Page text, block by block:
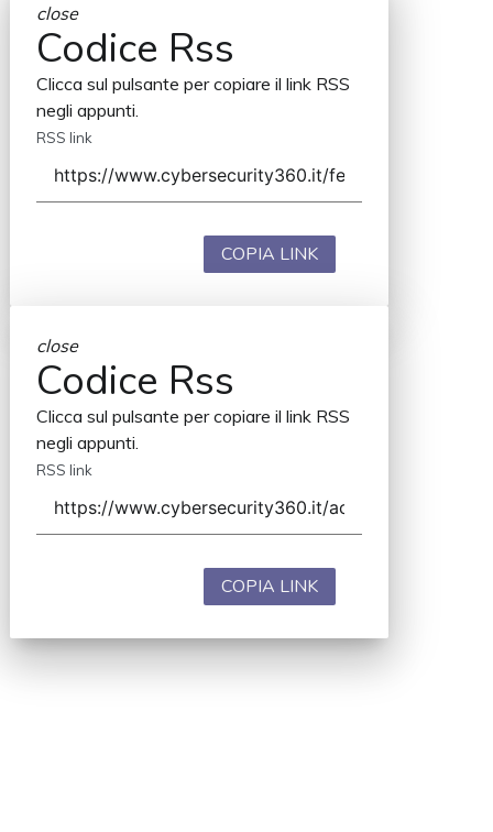
close
Codice Rss
Clicca sul pulsante per copiare il link RSS
negli appunti.
RSS link
COPIA LINK
close
Codice Rss
Clicca sul pulsante per copiare il link RSS
negli appunti.
RSS link
COPIA LINK